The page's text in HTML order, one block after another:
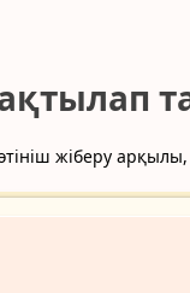
жіберу арқылы,